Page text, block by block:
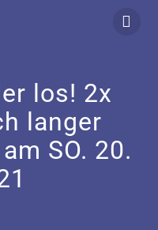
los! 2x
langer
SO. 20.